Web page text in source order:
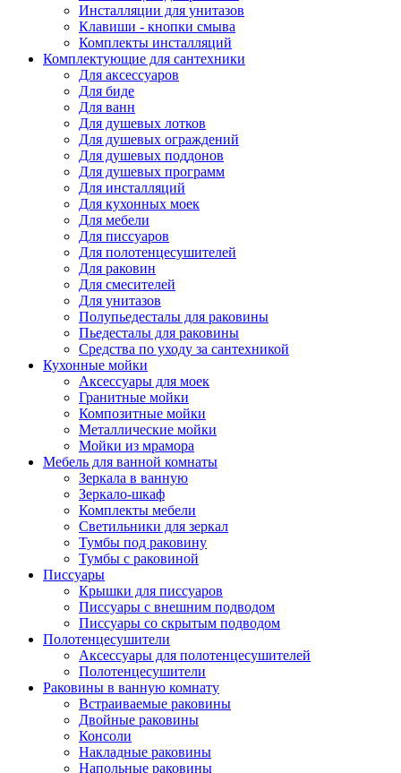
Инсталляции для унитазов
Клавиши - кнопки смыва
Комплекты инсталляций
Комплектующие для сантехники
Для аксессуаров
Для биде
Для ванн
Для душевых лотков
Для душевых ограждений
Для душевых поддонов
Для душевых программ
Для инсталляций
Для кухонных моек
Для мебели
Для писсуаров
Для полотенцесушителей
Для раковин
Для смесителей
Для унитазов
Полупьедесталы для раковины
Пьедесталы для раковины
Средства по уходу за сантехникой
Кухонные мойки
Аксессуары для моек
Гранитные мойки
Композитные мойки
Металлические мойки
Мойки из мрамора
Мебель для ванной комнаты
Зеркала в ванную
Зеркало-шкаф
Комплекты мебели
Светильники для зеркал
Тумбы под раковину
Тумбы с раковиной
Писсуары
Крышки для писсуаров
Писсуары с внешним подводом
Писсуары со скрытым подводом
Полотенцесушители
Аксессуары для полотенцесушителей
Полотенцесушители
Раковины в ванную комнату
Встраиваемые раковины
Двойные раковины
Консоли
Накладные раковины
Напольные раковины